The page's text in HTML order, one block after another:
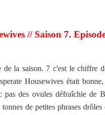
// Saison 7.
la saison. 7 c'est le chiffre
Housewives était
des ovules défraîchie de
de petites phrases